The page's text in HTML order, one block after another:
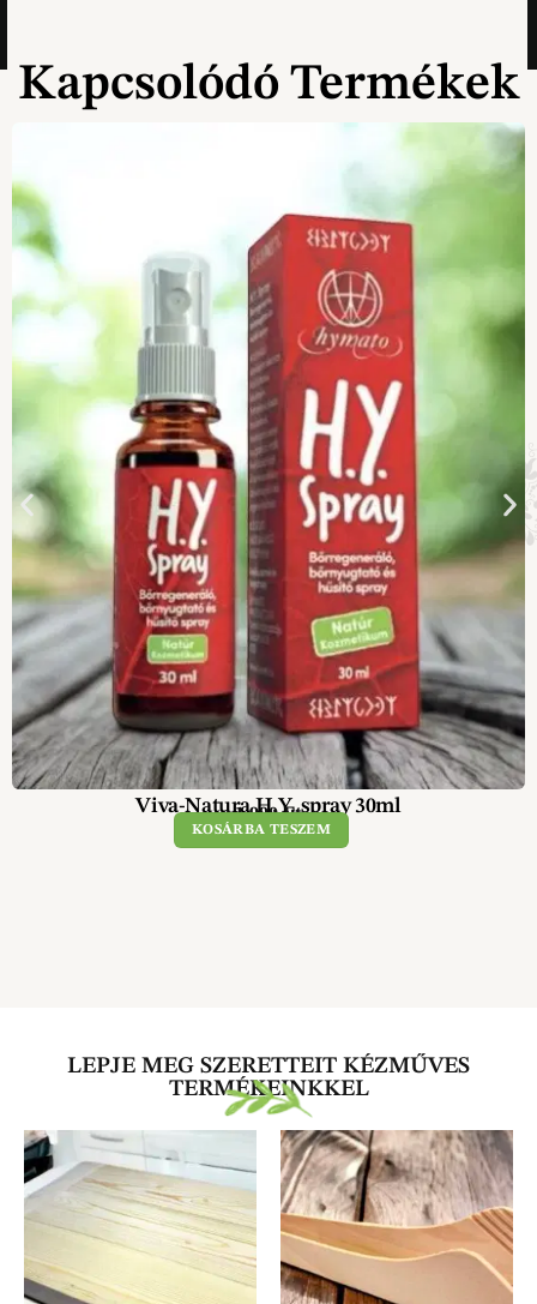
Kapcsolódó Termékek
Viva-Natura H.Y. spray 30ml
1 990Ft
KOSÁRBA TESZEM
LEPJE MEG SZERETTEIT KÉZMŰVES
TERMÉKEINKKEL